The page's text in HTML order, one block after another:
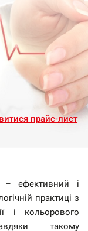
прайс-лист
– ефективний і
практиці з
і кольорового
такому